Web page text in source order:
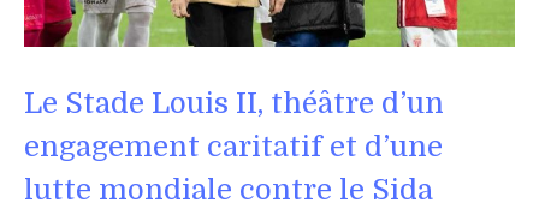
Le Stade Louis II, théâtre d’un
engagement caritatif et d’une
lutte mondiale contre le Sida